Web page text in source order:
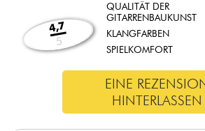
4,7
5
QUALITÄT DER
GITARRENBAUKUNST
KLANGFARBEN
SPIELKOMFORT
EINE
HINTERLASSEN